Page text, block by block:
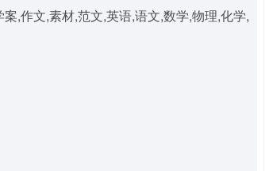
,作文,素材,范文,英语,语文,数学,物理,化学,